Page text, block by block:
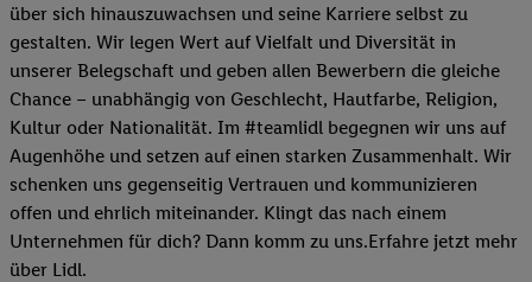
über sich hinauszuwachsen und seine Karriere selbst zu
gestalten. Wir legen Wert auf Vielfalt und Diversität in
unserer Belegschaft und geben allen Bewerbern die gleiche
Chance – unabhängig von Geschlecht, Hautfarbe, Religion,
Kultur oder Nationalität. Im #teamlidl begegnen wir uns auf
Augenhöhe und setzen auf einen starken Zusammenhalt. Wir
schenken uns gegenseitig Vertrauen und kommunizieren
offen und ehrlich miteinander. Klingt das nach einem
Unternehmen für dich? Dann komm zu uns.​Erfahre jetzt mehr
über Lidl.